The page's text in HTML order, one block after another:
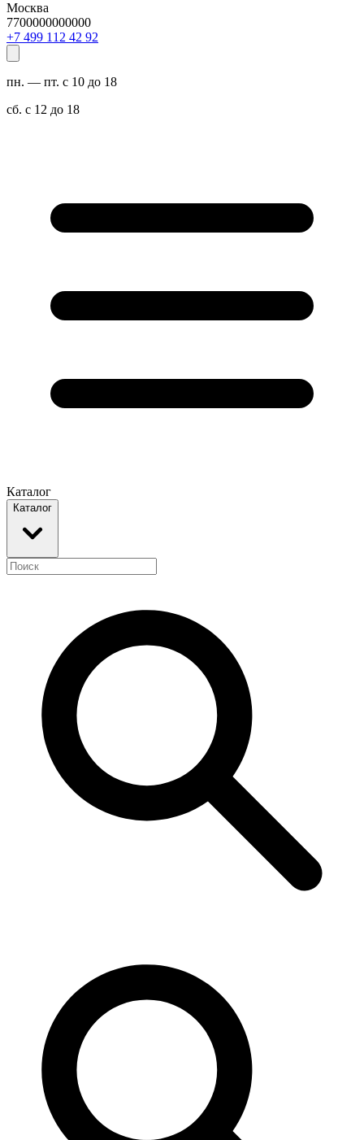
Москва
7700000000000
29 24 211 994 7+
пн. — пт. с 10 до 18
сб. с 12 до 18
Каталог
Каталог